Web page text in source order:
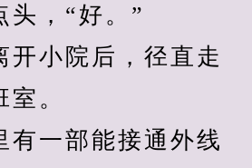
，“好。”
小院后，径直走
。
一部能接通外线